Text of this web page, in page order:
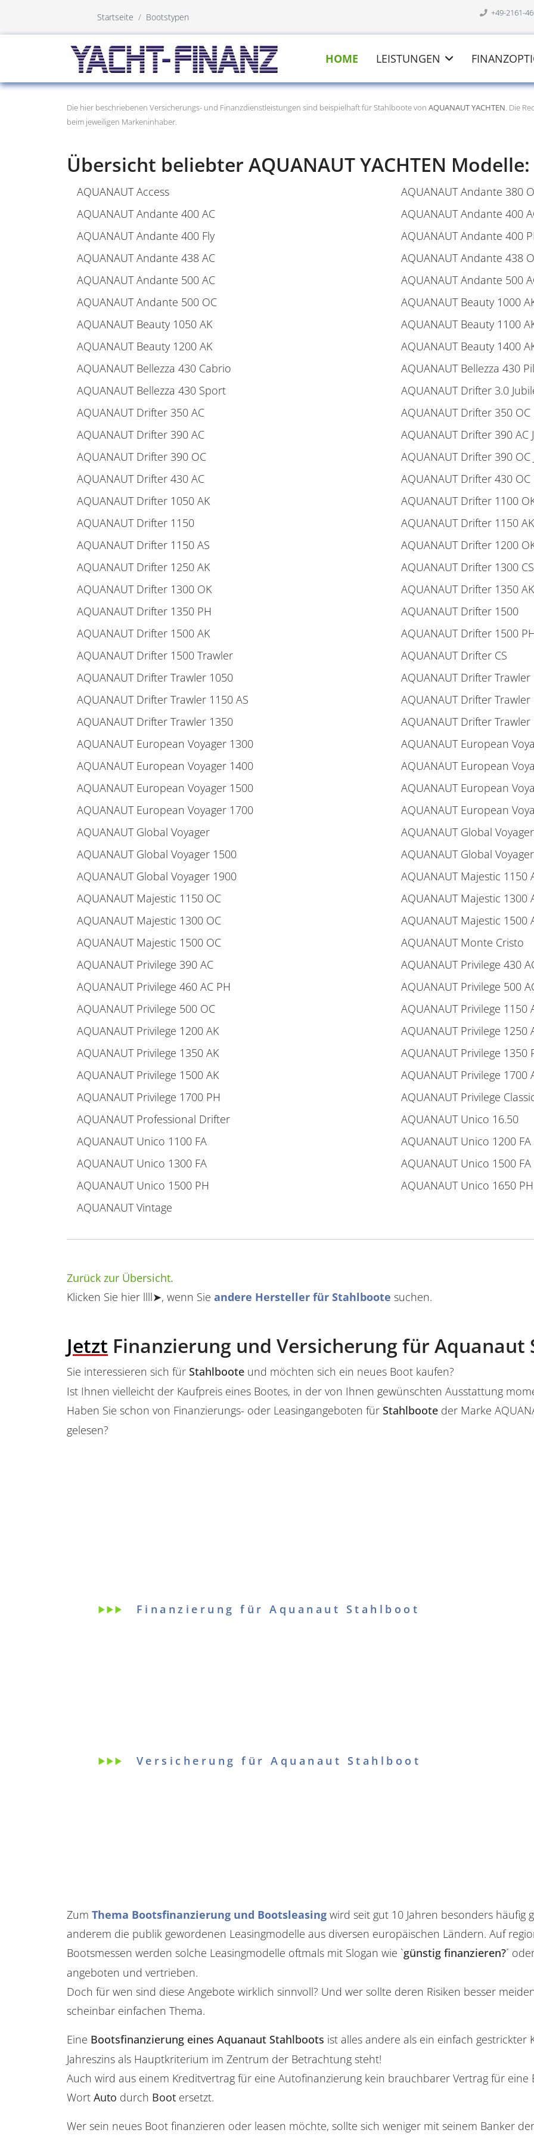
Startseite Bootstypen +49-2161-
HOME LEISTUNGEN
Die hier beschriebenen Versicherungs- und Finanzdienstleistungen sind beispielhaft für Stahlboote von AQUANAUT YACHTEN. Die
beim jeweiligen Markeninhaber.
Übersicht beliebter AQUANAUT YACHTEN Modelle:
AQUANAUT Access
AQUANAUT Andante 380
AQUANAUT Andante 400 AC
AQUANAUT Andante 400
AQUANAUT Andante 400 Fly
AQUANAUT Andante 400
AQUANAUT Andante 438 AC
AQUANAUT Andante 438
AQUANAUT Andante 500 AC
AQUANAUT Andante 500
AQUANAUT Andante 500 OC
AQUANAUT Beauty 1000
AQUANAUT Beauty 1050 AK
AQUANAUT Beauty 1100
AQUANAUT Beauty 1200 AK
AQUANAUT Beauty 1400
AQUANAUT Bellezza 430 Cabrio
AQUANAUT Bellezza 430
AQUANAUT Bellezza 430 Sport
AQUANAUT Drifter 3.0
AQUANAUT Drifter 350 AC
AQUANAUT Drifter 350 OC
AQUANAUT Drifter 390 AC
AQUANAUT Drifter 390 AC
AQUANAUT Drifter 390 OC
AQUANAUT Drifter 390 OC
AQUANAUT Drifter 430 AC
AQUANAUT Drifter 430 OC
AQUANAUT Drifter 1050 AK
AQUANAUT Drifter 1100
AQUANAUT Drifter 1150
AQUANAUT Drifter 1150 AK
AQUANAUT Drifter 1150 AS
AQUANAUT Drifter 1200
AQUANAUT Drifter 1250 AK
AQUANAUT Drifter 1300 CS
AQUANAUT Drifter 1300 OK
AQUANAUT Drifter 1350 AK
AQUANAUT Drifter 1350 PH
AQUANAUT Drifter 1500
AQUANAUT Drifter 1500 AK
AQUANAUT Drifter 1500
AQUANAUT Drifter 1500 Trawler
AQUANAUT Drifter CS
AQUANAUT Drifter Trawler 1050
AQUANAUT Drifter Trawler
AQUANAUT Drifter Trawler 1150 AS
AQUANAUT Drifter Trawler
AQUANAUT Drifter Trawler 1350
AQUANAUT Drifter Trawler
AQUANAUT European Voyager 1300
AQUANAUT European
AQUANAUT European Voyager 1400
AQUANAUT European
AQUANAUT European Voyager 1500
AQUANAUT European
AQUANAUT European Voyager 1700
AQUANAUT European
AQUANAUT Global Voyager
AQUANAUT Global
AQUANAUT Global Voyager 1500
AQUANAUT Global
AQUANAUT Global Voyager 1900
AQUANAUT Majestic 1150
AQUANAUT Majestic 1150 OC
AQUANAUT Majestic 1300
AQUANAUT Majestic 1300 OC
AQUANAUT Majestic 1500
AQUANAUT Majestic 1500 OC
AQUANAUT Monte Cristo
AQUANAUT Privilege 390 AC
AQUANAUT Privilege 430
AQUANAUT Privilege 460 AC PH
AQUANAUT Privilege 500
AQUANAUT Privilege 500 OC
AQUANAUT Privilege 1150
AQUANAUT Privilege 1200 AK
AQUANAUT Privilege 1250
AQUANAUT Privilege 1350 AK
AQUANAUT Privilege 1350
AQUANAUT Privilege 1500 AK
AQUANAUT Privilege 1700
AQUANAUT Privilege 1700 PH
AQUANAUT Privilege
AQUANAUT Professional Drifter
AQUANAUT Unico 16.50
AQUANAUT Unico 1100 FA
AQUANAUT Unico 1200 FA
AQUANAUT Unico 1300 FA
AQUANAUT Unico 1500 FA
AQUANAUT Unico 1500 PH
AQUANAUT Unico 1650 PH
AQUANAUT Vintage
Zurück zur Übersicht.
Klicken Sie hier llll➤, wenn Sie andere Hersteller für Stahlboote suchen.
Jetzt Finanzierung und Versicherung für
Sie interessieren sich für Stahlboote und möchten sich ein neues Boot kaufen?
Ist Ihnen vielleicht der Kaufpreis eines Bootes, in der von Ihnen gewünschten Ausstattung
Haben Sie schon von Finanzierungs- oder Leasingangeboten für Stahlboote der Marke
gelesen?
Finanzierung für Aquanaut Stahlboot
Versicherung für Aquanaut Stahlboot
Zum Thema Bootsfinanzierung und Bootsleasing wird seit gut 10 Jahren besonders
anderem die publik gewordenen Leasingmodelle aus diversen europäischen Ländern. Auf
Bootsmessen werden solche Leasingmodelle oftmals mit Slogan wie `günstig finanzieren?´
angeboten und vertrieben.
Doch für wen sind diese Angebote wirklich sinnvoll? Und wer sollte deren Risiken besser
scheinbar einfachen Thema.
Eine Bootsfinanzierung eines Aquanaut Stahlboots ist alles andere als ein einfach
Jahreszins als Hauptkriterium im Zentrum der Betrachtung steht!
Auch wird aus einem Kreditvertrag für eine Autofinanzierung kein brauchbarer Vertrag für
Wort Auto durch Boot ersetzt.
Wer sein neues Boot finanzieren oder leasen möchte, sollte sich weniger mit seinem Banker